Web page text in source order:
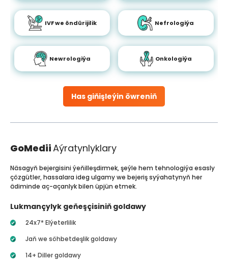
Has giňişleýin öwreniň
IVF we öndürijilik Nefrologiýa
Newrologiýa Onkologiýa
GoMediiAýratynlyklary
Näsagyň bejergisini ýeňilleşdirmek, şeýle hem tehnologiýa esasly
çözgütler, hassalara ideg ulgamy we bejeriş syýahatynyň her
ädiminde aç-açanlyk bilen üpjün etmek.
Lukmançylyk geňeşçisiniň goldawy
24x7* Elýeterlilik
Jaň we söhbetdeşlik goldawy
14+ Diller goldawy